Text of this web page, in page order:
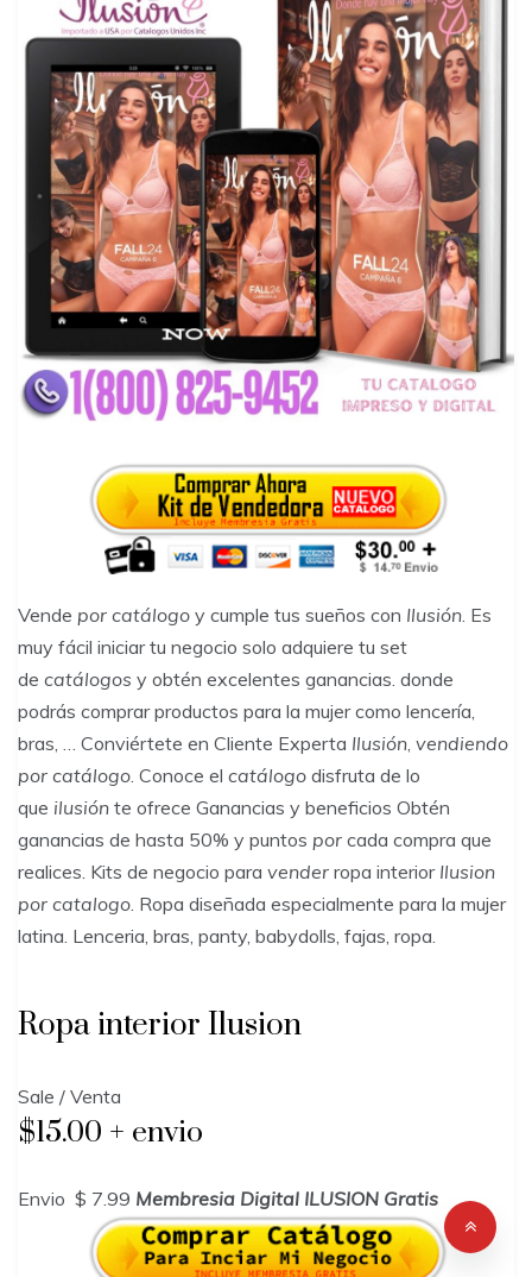
Vende por catálogo y cumple tus sueños con Ilusión . Es
muy fácil iniciar tu negocio solo adquiere tu set
de catálogos y obtén excelentes ganancias. donde
podrás comprar productos para la mujer como lencería,
bras, … Conviértete en Cliente Experta Ilusión vendiendo
por catálogo . Conoce el catálogo disfruta de lo
que ilusión te ofrece Ganancias y beneficios Obtén
ganancias de hasta 50% y puntos por cada compra que
realices. Kits de negocio para vender ropa interior Ilusion
por catalogo . Ropa diseñada especialmente para la mujer
latina. Lenceria, bras, panty, babydolls, fajas, ropa.
Ropa interior Ilusion
Sale / Venta
$15.00 + envio
Envio $ 7.99 Membresia Digital ILUSION Gratis